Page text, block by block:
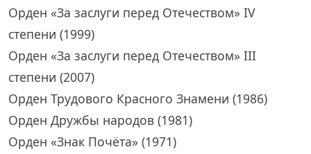
Орден «За заслуги перед Отечеством» IV
степени (1999)
Орден «За заслуги перед Отечеством» III
степени (2007)
Орден Трудового Красного Знамени (1986)
Орден Дружбы народов (1981)
Орден «Знак Почёта» (1971)